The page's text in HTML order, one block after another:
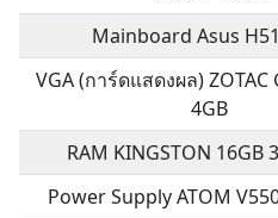
Mainboard Asus
VGA (การ์ดแสดงผล) ZOTAC
4GB
RAM KINGSTON 16GB
Power Supply ATOM